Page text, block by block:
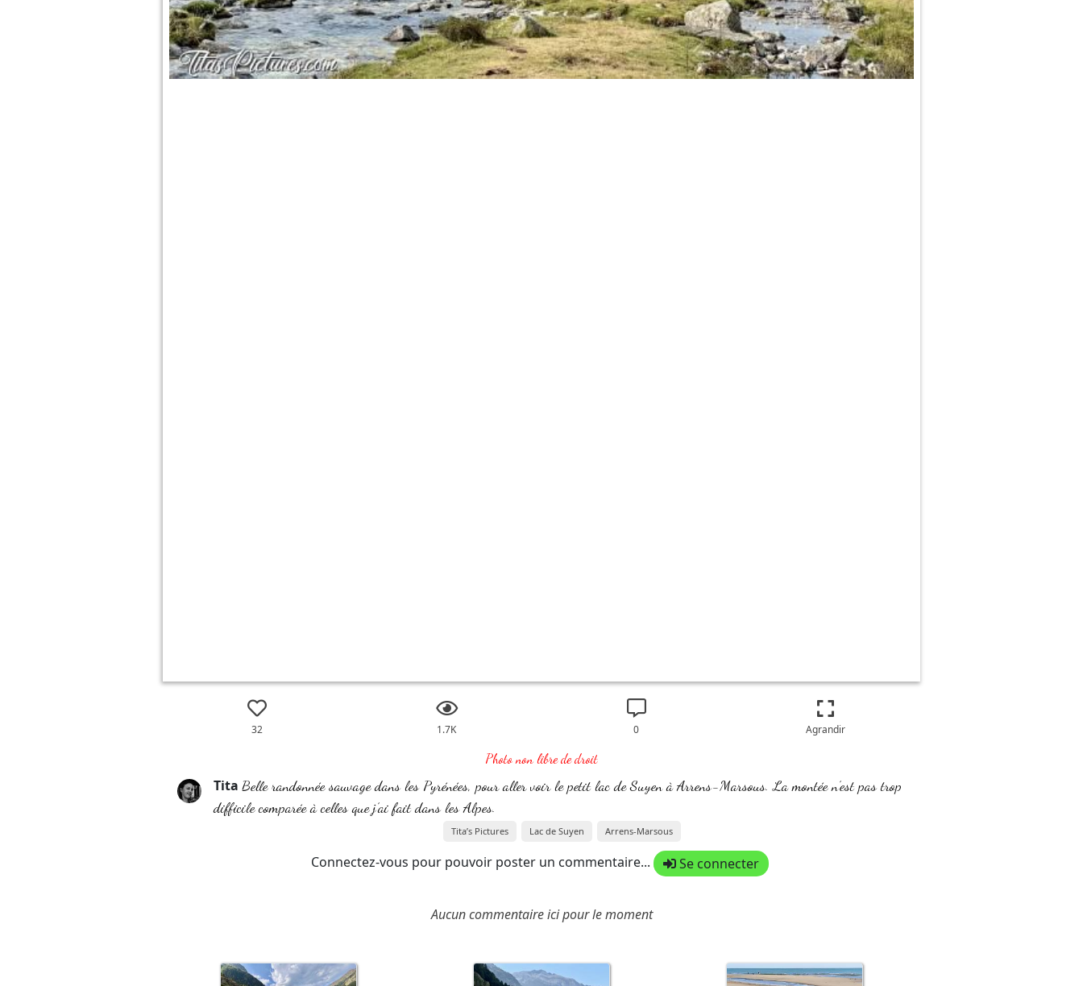
32 1.7K 0 Agrandir
Photo non libre de droit
Tita Belle randonnée sauvage dans les Pyrénées, pour aller voir le petit lac de Suyen à Arrens-Marsous. La montée n’est pas trop
difficile comparée à celles que j’ai fait dans les Alpes.
Tita’s Pictures Lac de Suyen Arrens-Marsous
Connectez-vous pour pouvoir poster un commentaire... Se connecter
Aucun commentaire ici pour le moment